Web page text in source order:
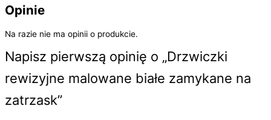
Opinie
Na razie nie ma opinii o produkcie.
Napisz pierwszą opinię o „Drzwiczki
rewizyjne malowane białe zamykane na
zatrzask”